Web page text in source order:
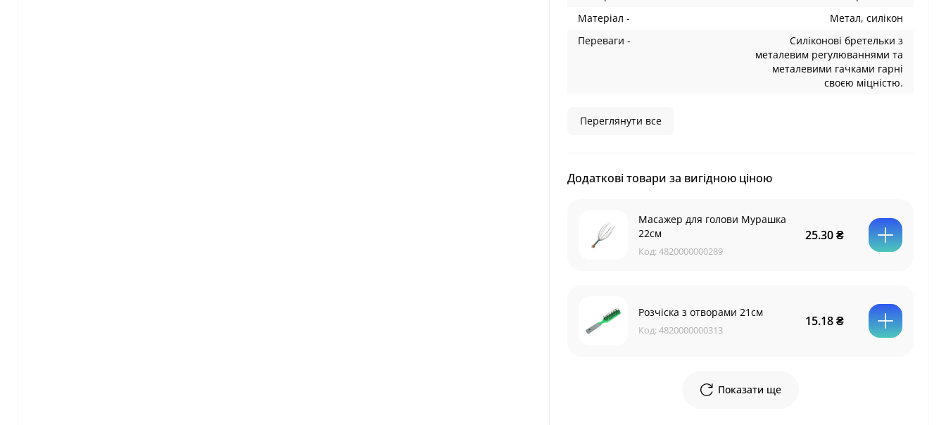
Матеріал -
Метал, силікон
Переваги -
Силіконові бретельки з
металевим регулюваннями та
металевими гачками гарні
своєю міцністю.
Переглянути все
Додаткові товари за вигідною ціною
Масажер для голови Мурашка
22см
Код:4820000000289
25.30 ₴
Розчіска з отворами 21см
Код:4820000000313
15.18 ₴
Показати ще